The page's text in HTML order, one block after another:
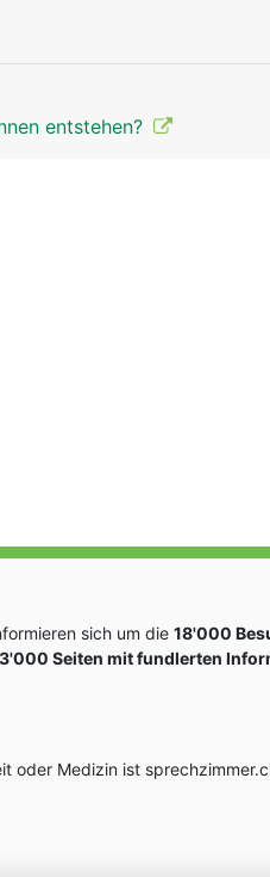
entstehen?
sich um die 18'000
Seiten mit fundlerten
oder Medizin ist